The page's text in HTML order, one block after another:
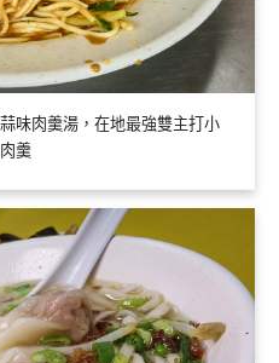
味肉羹湯，在地最強雙主打小
羹